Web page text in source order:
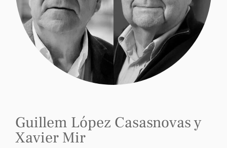
Guillem López Casasnovas y
Xavier Mir